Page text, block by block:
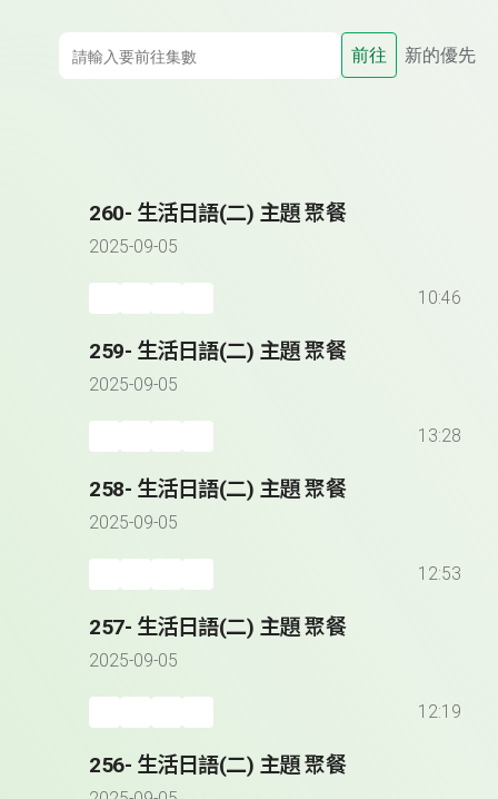
前往 新的優先
260- 生活日語(二) 主題 聚餐
2025-09-05
10:46
259- 生活日語(二) 主題 聚餐
2025-09-05
13:28
258- 生活日語(二) 主題 聚餐
2025-09-05
12:53
257- 生活日語(二) 主題 聚餐
2025-09-05
12:19
256- 生活日語(二) 主題 聚餐